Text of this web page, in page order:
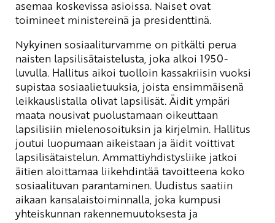
asemaa koskevissa asioissa. Naiset ovat
toimineet ministereinä ja presidenttinä.
Nykyinen sosiaaliturvamme on pitkälti perua
naisten lapsilisätaistelusta, joka alkoi 1950-
luvulla. Hallitus aikoi tuolloin kassakriisin vuoksi
supistaa sosiaalietuuksia, joista ensimmäisenä
leikkauslistalla olivat lapsilisät. Äidit ympäri
maata nousivat puolustamaan oikeuttaan
lapsilisiin mielenosoituksin ja kirjelmin. Hallitus
joutui luopumaan aikeistaan ja äidit voittivat
lapsilisätaistelun. Ammattiyhdistysliike jatkoi
äitien aloittamaa liikehdintää tavoitteena koko
sosiaalituvan parantaminen. Uudistus saatiin
aikaan kansalaistoiminnalla, joka kumpusi
yhteiskunnan rakennemuutoksesta ja